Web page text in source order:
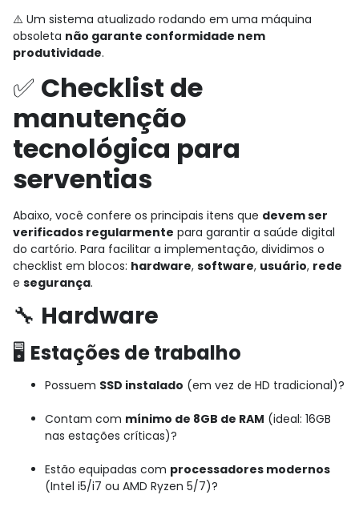
⚠️ Um sistema atualizado rodando em uma máquina
obsoleta não garante conformidade nem
produtividade.
✅ Checklist de
manutenção
tecnológica para
serventias
Abaixo, você confere os principais itens que devem ser
verificados regularmente para garantir a saúde digital
do cartório. Para facilitar a implementação, dividimos o
checklist em blocos: hardware, software, usuário, rede
e segurança.
🔧 Hardware
🖥️ Estações de trabalho
Possuem SSD instalado (em vez de HD tradicional)?
Contam com mínimo de 8GB de RAM (ideal: 16GB
nas estações críticas)?
Estão equipadas com processadores modernos
(Intel i5/i7 ou AMD Ryzen 5/7)?